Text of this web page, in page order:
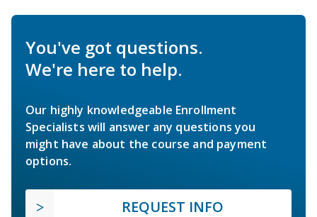
You've got questions.
We're here to help.
Our highly knowledgeable Enrollment
Specialists will answer any questions you
might have about the course and payment
options.
REQUEST INFO